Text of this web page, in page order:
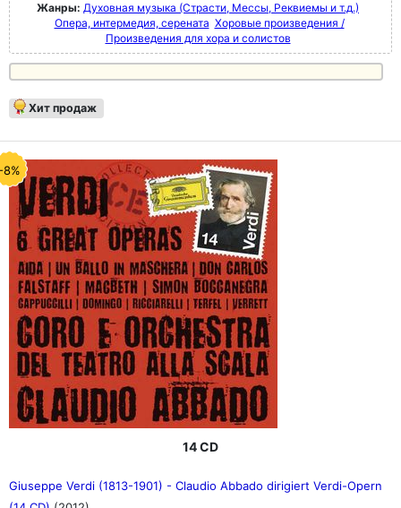
Жанры: Духовная музыка (Страсти, Мессы, Реквиемы и т.д.)
Опера, интермедия, серената Хоровые произведения /
Произведения для хора и солистов
Хит продаж
8%
14 CD
Giuseppe Verdi (1813-1901) - Claudio Abbado dirigiert Verdi-Opern